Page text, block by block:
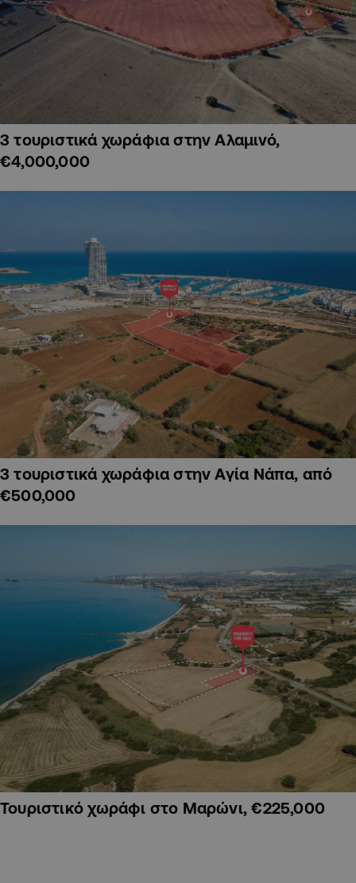
3 τουριστικά χωράφια στην Αλαμινό,
€4,000,000
3 τουριστικά χωράφια στην Αγία Νάπα, από
€500,000
Τουριστικό χωράφι στο Μαρώνι, €225,000